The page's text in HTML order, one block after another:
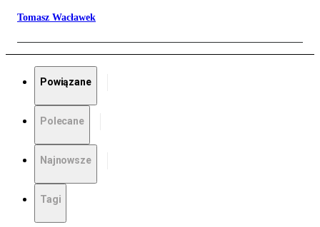
Tomasz Wacławek
Powiązane
Polecane
Najnowsze
Tagi